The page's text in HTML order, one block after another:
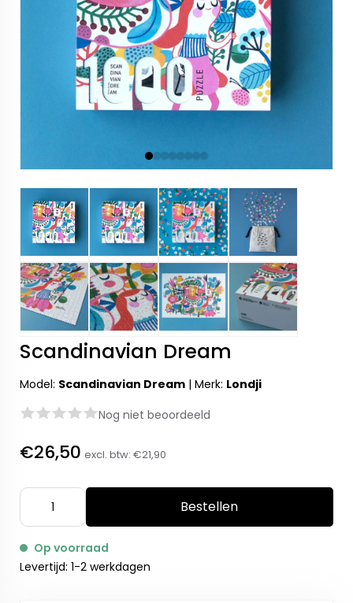
Scandinavian Dream
Model: Scandinavian Dream | Merk: Londji
Nog niet beoordeeld
€26,50 excl. btw: €21,90
Bestellen
Op voorraad
Levertijd: 1-2 werkdagen